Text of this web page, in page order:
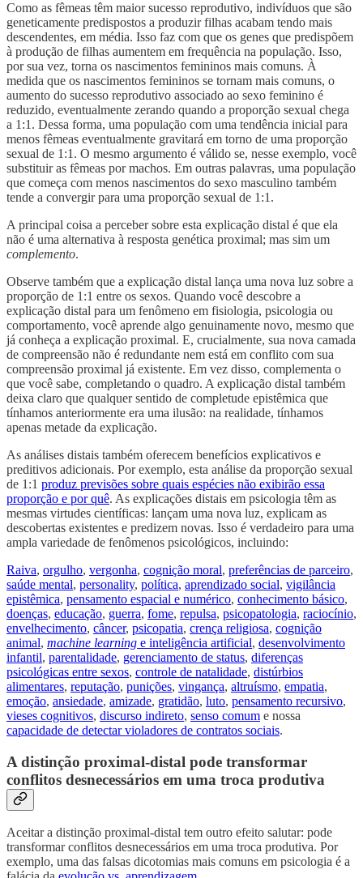
Como as fêmeas têm maior sucesso reprodutivo, indivíduos que são
geneticamente predispostos a produzir filhas acabam tendo mais
descendentes, em média. Isso faz com que os genes que predispõem
à produção de filhas aumentem em frequência na população. Isso,
por sua vez, torna os nascimentos femininos mais comuns. À
medida que os nascimentos femininos se tornam mais comuns, o
aumento do sucesso reprodutivo associado ao sexo feminino é
reduzido, eventualmente zerando quando a proporção sexual chega
a 1:1. Dessa forma, uma população com uma tendência inicial para
menos fêmeas eventualmente gravitará em torno de uma proporção
sexual de 1:1. O mesmo argumento é válido se, nesse exemplo, você
substituir as fêmeas por machos. Em outras palavras, uma população
que começa com menos nascimentos do sexo masculino também
tende a convergir para uma proporção sexual de 1:1.
A principal coisa a perceber sobre esta explicação distal é que ela
não é uma alternativa à resposta genética proximal; mas sim um
complemento.
Observe também que a explicação distal lança uma nova luz sobre a
proporção de 1:1 entre os sexos. Quando você descobre a
explicação distal para um fenômeno em fisiologia, psicologia ou
comportamento, você aprende algo genuinamente novo, mesmo que
já conheça a explicação proximal. E, crucialmente, sua nova camada
de compreensão não é redundante nem está em conflito com sua
compreensão proximal já existente. Em vez disso, complementa o
que você sabe, completando o quadro. A explicação distal também
deixa claro que qualquer sentido de completude epistêmica que
tínhamos anteriormente era uma ilusão: na realidade, tínhamos
apenas metade da explicação.
As análises distais também oferecem benefícios explicativos e
preditivos adicionais. Por exemplo, esta análise da proporção sexual
de 1:1 produz previsões sobre quais espécies não exibirão essa
proporção e por quê. As explicações distais em psicologia têm as
mesmas virtudes científicas: lançam uma nova luz, explicam as
descobertas existentes e predizem novas. Isso é verdadeiro para uma
ampla variedade de fenômenos psicológicos, incluindo:
Raiva, orgulho, vergonha, cognição moral, preferências de parceiro,
saúde mental, personality, política, aprendizado social, vigilância
epistêmica, pensamento espacial e numérico, conhecimento básico,
doenças, educação, guerra, fome, repulsa, psicopatologia, raciocínio,
envelhecimento, câncer, psicopatia, crença religiosa, cognição
animal, machine learning e inteligência artificial, desenvolvimento
infantil, parentalidade, gerenciamento de status, diferenças
psicológicas entre sexos, controle de natalidade, distúrbios
alimentares, reputação, punições, vingança, altruísmo, empatia,
emoção, ansiedade, amizade, gratidão, luto, pensamento recursivo,
vieses cognitivos, discurso indireto, senso comum e nossa
capacidade de detectar violadores de contratos sociais.
A distinção proximal-distal pode transformar
conflitos desnecessários em uma troca produtiva
Aceitar a distinção proximal-distal tem outro efeito salutar: pode
transformar conflitos desnecessários em uma troca produtiva. Por
exemplo, uma das falsas dicotomias mais comuns em psicologia é a